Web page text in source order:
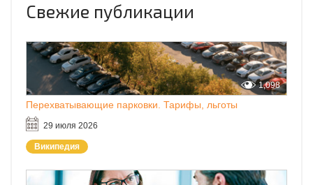
Свежие публикации
Перехватывающие парковки. Тарифы, льготы
29 июля 2026
1,098
Википедия